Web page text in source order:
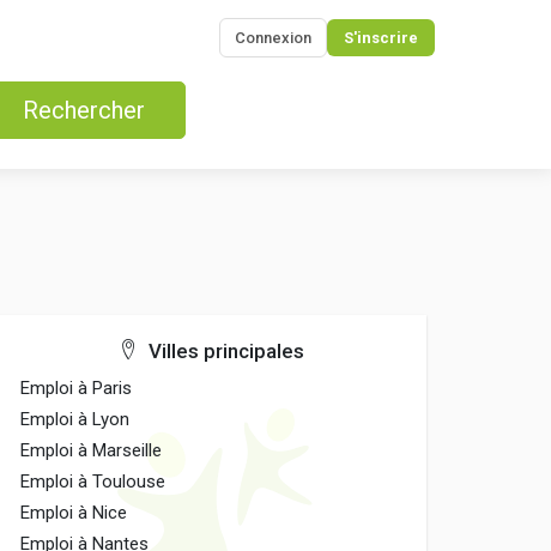
Connexion S'inscrire
Rechercher
Villes principales
Emploi à Paris
Emploi à Lyon
Emploi à Marseille
Emploi à Toulouse
Emploi à Nice
Emploi à Nantes